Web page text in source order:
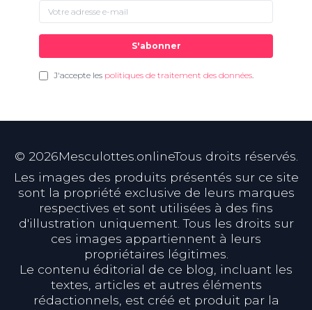
S'abonner
J'accepte les politiques de traitement des données.
© 2026Mesculottes.onlineTous droits réservés.
Les images des produits présentés sur ce site
sont la propriété exclusive de leurs marques
respectives et sont utilisées à des fins
d'illustration uniquement. Tous les droits sur
ces images appartiennent à leurs
propriétaires légitimes.
Le contenu éditorial de ce blog, incluant les
textes, articles et autres éléments
rédactionnels, est créé et produit par la